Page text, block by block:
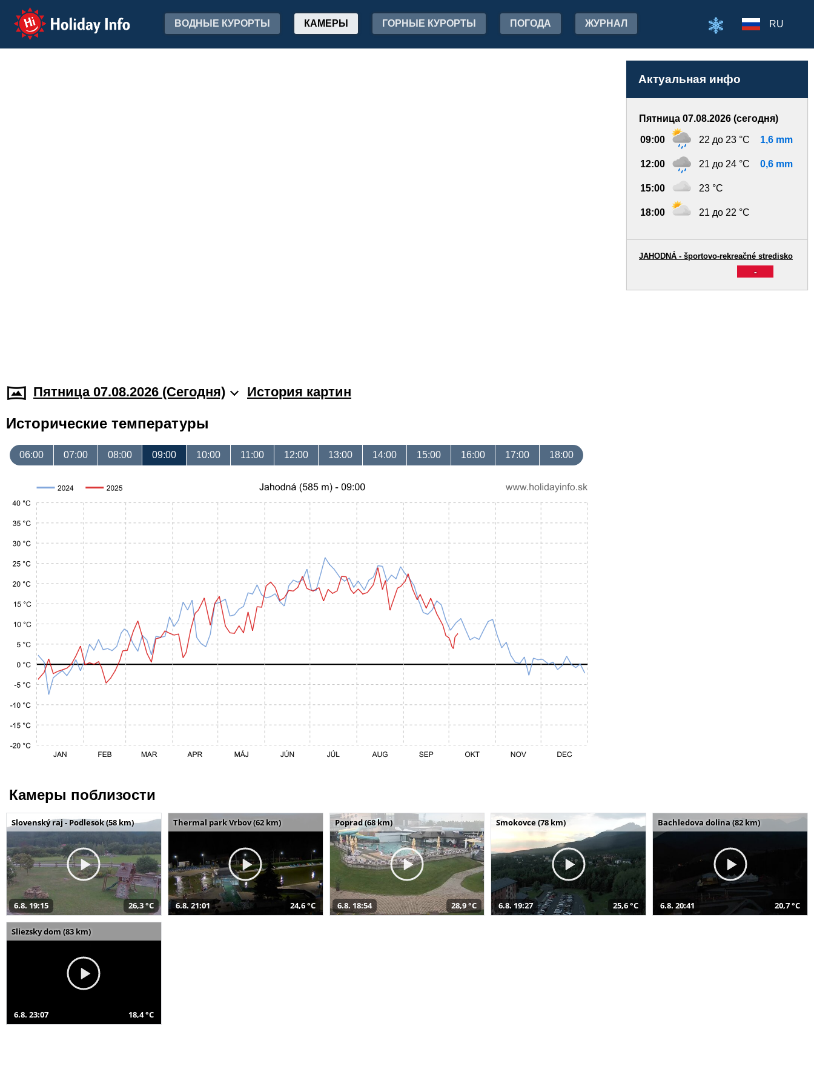
Holiday Info ВОДНЫЕ КУРОРТЫ КАМЕРЫ ГОРНЫЕ КУРОРТЫ ПОГОДА ЖУРНАЛ RU
Актуальная инфо
Пятница 07.08.2026 (сегодня)
09:00 22 до 23 °C 1,6 mm
12:00 21 до 24 °C 0,6 mm
15:00 23 °C
18:00 21 до 22 °C
-
JAHODNÁ - športovo-rekreačné stredisko
Пятница 07.08.2026 (Cегодня) История картин
Исторические температуры
06:00 07:00 08:00 09:00 10:00 11:00 12:00 13:00 14:00 15:00 16:00 17:00 18:00
Камеры поблизости
Slovenský raj - Podlesok (58 km)
6.8. 19:15 26,3 °C
Thermal park Vrbov (62 km)
6.8. 21:01 24,6 °C
Poprad (68 km)
6.8. 18:54 28,9 °C
Smokovce (78 km)
6.8. 19:27 25,6 °C
Bachledova dolina (82 km)
6.8. 20:41 20,7 °C
Sliezsky dom (83 km)
6.8. 23:07 18,4 °C